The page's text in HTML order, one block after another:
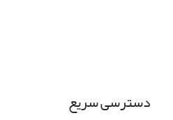
دسترسی سریع